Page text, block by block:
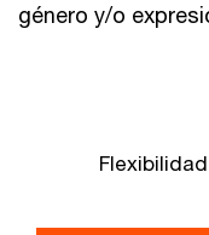
género y/o
Flexibilidad